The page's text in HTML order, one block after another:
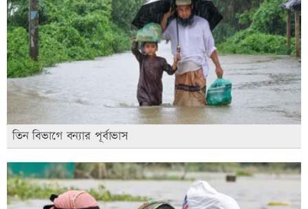
তিন বিভাগে বন্যার পূর্বাভাস